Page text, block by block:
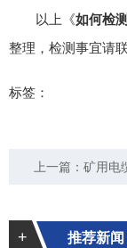
以上《如何检
整理，检测事宜请
标签：
上一篇：矿用电缆检测规范与方法，
+ 推荐新闻